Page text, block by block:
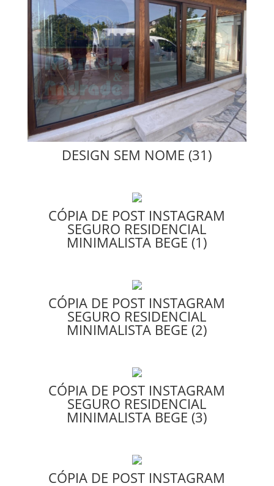
DESIGN SEM NOME (31)
CÓPIA DE POST INSTAGRAM
SEGURO RESIDENCIAL
MINIMALISTA BEGE (1)
CÓPIA DE POST INSTAGRAM
SEGURO RESIDENCIAL
MINIMALISTA BEGE (2)
CÓPIA DE POST INSTAGRAM
SEGURO RESIDENCIAL
MINIMALISTA BEGE (3)
CÓPIA DE POST INSTAGRAM